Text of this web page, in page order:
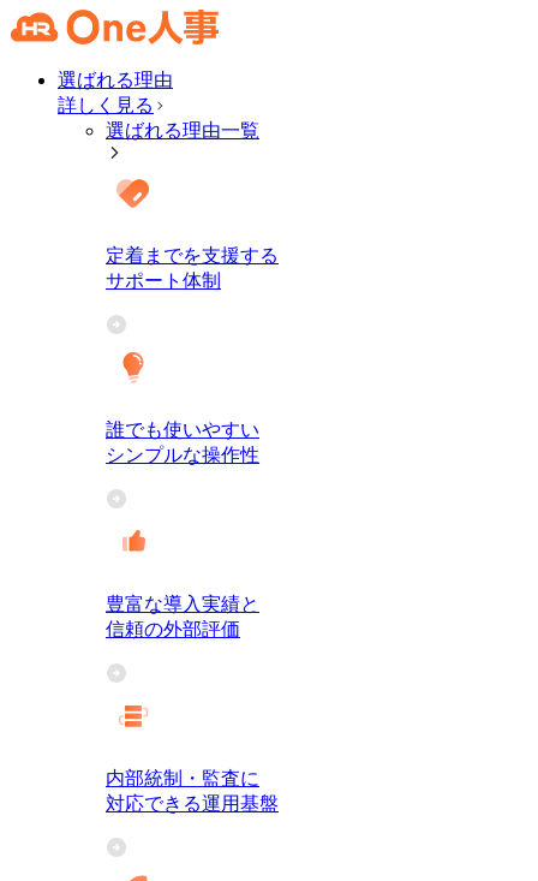
選ばれる理由
詳しく見る
選ばれる理由一覧
定着までを支援する
サポート体制
誰でも使いやすい
シンプルな操作性
豊富な導入実績と
信頼の外部評価
内部統制・監査に
対応できる運用基盤